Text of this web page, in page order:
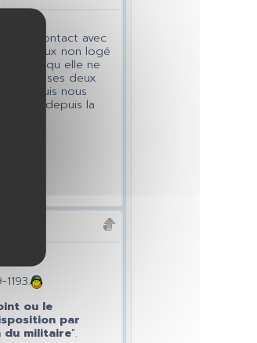
contact avec
du taux non logé
qu elle ne
et ses deux
puis nous
taux depuis la
ou le
par
du militaire".